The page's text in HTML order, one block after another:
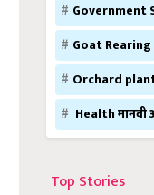
Government
Goat Rearing
Orchard
Health मानवी
Top Stories